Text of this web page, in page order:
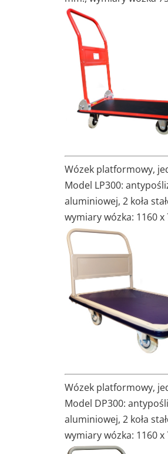
Wózek platformowy,
Model LP300:
aluminiowej, 2 koła
wymiary wózka: 1160 x
Wózek platformowy,
Model DP300:
aluminiowej, 2 koła
wymiary wózka: 1160 x